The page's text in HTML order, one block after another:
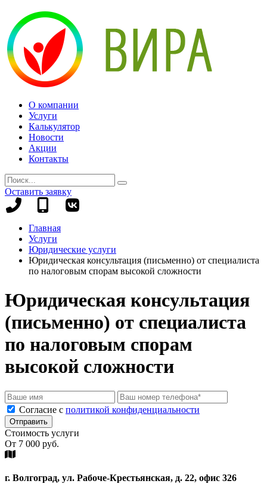
О компании
Услуги
Калькулятор
Новости
Акции
Контакты
Оставить заявку
+7
+7
695-
70-
99
Главная
Услуги
Юридические услуги
Юридическая консультация (письменно) от специалиста
по налоговым спорам высокой сложности
Юридическая консультация
(письменно) от специалиста
по налоговым спорам
высокой сложности
Cогласие с политикой конфиденциальности
Отправить
Стоимость услуги
От 7 000 руб.
г. Волгоград, ул. Рабоче-Крестьянская, д. 22, офис 326